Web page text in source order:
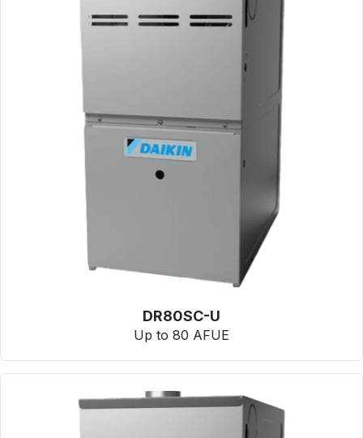
DR80SC-U
Up to 80 AFUE